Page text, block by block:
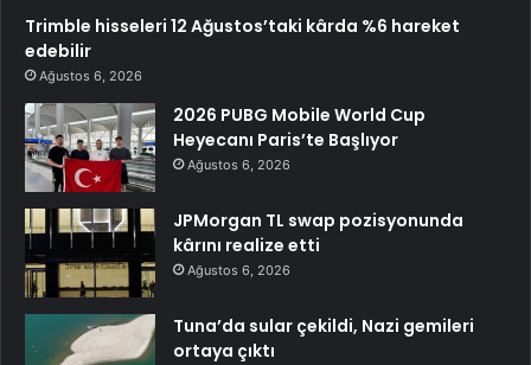
Trimble hisseleri 12 Ağustos’taki kârda %6 hareket
edebilir
Ağustos 6, 2026
2026 PUBG Mobile World Cup
Heyecanı Paris’te Başlıyor
Ağustos 6, 2026
JPMorgan TL swap pozisyonunda
kârını realize etti
Ağustos 6, 2026
Tuna’da sular çekildi, Nazi gemileri
ortaya çıktı